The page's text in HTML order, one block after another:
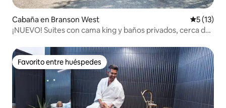
Cabaña en Branson West
5 (13)
¡NUEVO! Suites con cama king y baños privados, cerca de
Favorito entre huéspedes
Favorito entre huéspedes